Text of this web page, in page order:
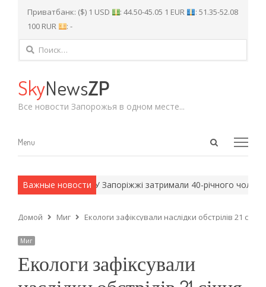
Приватбанк: ($) 1 USD : 44.50-45.05 1 EUR
: 51.35-52.08
100 RUR
: -
Найти:
SkyNewsZP
Все новости Запорожья в одном месте...
Open
Menu
Menu
Важные новости
методы. У Запоріжжі затримали 40-річного
Домой Миг Екологи зафіксували наслідки обстрілів 21
Миг
Екологи зафіксували